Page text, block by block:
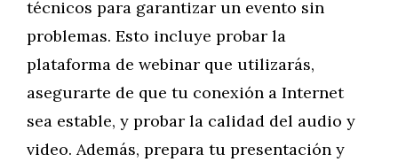
técnicos para garantizar un evento sin
problemas. Esto incluye probar la
plataforma de webinar que utilizarás,
asegurarte de que tu conexión a Internet
sea estable, y probar la calidad del audio y
video. Además, prepara tu presentación y